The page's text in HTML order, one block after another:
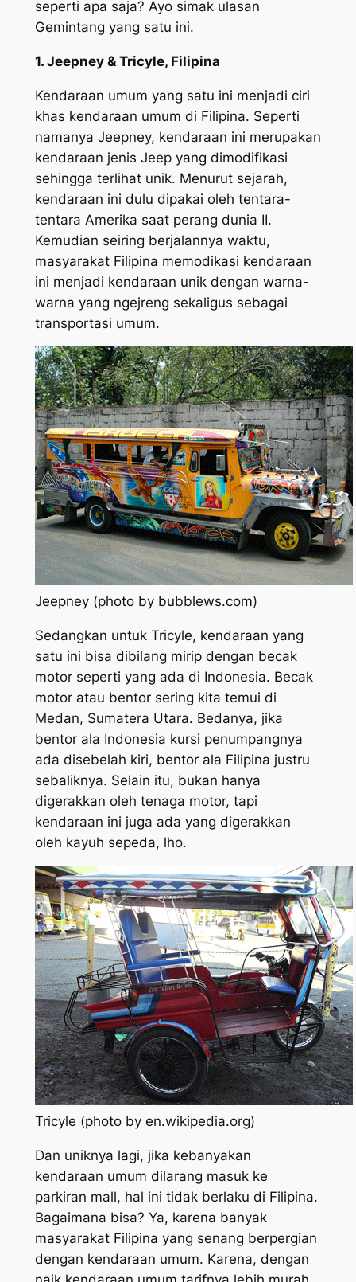
seperti apa saja? Ayo simak ulasan
Gemintang yang satu ini.
1. Jeepney & Tricyle, Filipina
Kendaraan umum yang satu ini menjadi ciri
khas kendaraan umum di Filipina. Seperti
namanya Jeepney, kendaraan ini merupakan
kendaraan jenis Jeep yang dimodifikasi
sehingga terlihat unik. Menurut sejarah,
kendaraan ini dulu dipakai oleh tentara-
tentara Amerika saat perang dunia II.
Kemudian seiring berjalannya waktu,
masyarakat Filipina memodikasi kendaraan
ini menjadi kendaraan unik dengan warna-
warna yang ngejreng sekaligus sebagai
transportasi umum.
Jeepney (photo by bubblews.com)
Sedangkan untuk Tricyle, kendaraan yang
satu ini bisa dibilang mirip dengan becak
motor seperti yang ada di Indonesia. Becak
motor atau bentor sering kita temui di
Medan, Sumatera Utara. Bedanya, jika
bentor ala Indonesia kursi penumpangnya
ada disebelah kiri, bentor ala Filipina justru
sebaliknya. Selain itu, bukan hanya
digerakkan oleh tenaga motor, tapi
kendaraan ini juga ada yang digerakkan
oleh kayuh sepeda, lho.
Tricyle (photo by en.wikipedia.org)
Dan uniknya lagi, jika kebanyakan
kendaraan umum dilarang masuk ke
parkiran mall, hal ini tidak berlaku di Filipina.
Bagaimana bisa? Ya, karena banyak
masyarakat Filipina yang senang berpergian
dengan kendaraan umum. Karena, dengan